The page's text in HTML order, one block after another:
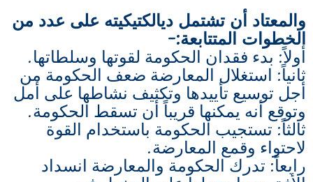
والمعتاد أن تشتمل ديالكتيكيته على عدد من
الخطوات المتتابعة:-
أولاً: بدء فقدان الحكومة لقوتها وسلطاتها.
ثانياً: استغلال المعارضة ضعف الحكومة من
أجل توسيع تأييدها وتكثيف نشاطها على أمل
وتوقع أنه يمكنها قريباً أن تسقط الحكومة.
ثالثاً: تستجيب الحكومة باستخدام القوة
لاحتواء وقمع المعارضة.
رابعاً: تدرك الحكومة والمعارضة انسداد